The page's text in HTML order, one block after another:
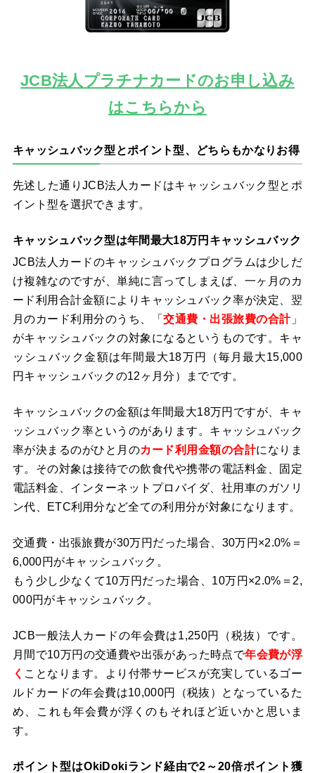
JCB法人プラチナカードのお申し込み
はこちらから
キャッシュバック型とポイント型、どちらもかなりお得
先述した通りJCB法人カードはキャッシュバック型とポ
イント型を選択できます。
キャッシュバック型は年間最大18万円キャッシュバック
JCB法人カードのキャッシュバックプログラムは少しだ
け複雑なのですが、単純に言ってしまえば、一ヶ月のカ
ード利用合計金額によりキャッシュバック率が決定、翌
月のカード利用分のうち、「交通費・出張旅費の合計」
がキャッシュバックの対象になるというものです。キャ
ッシュバック金額は年間最大18万円（毎月最大15,000
円キャッシュバックの12ヶ月分）までです。
キャッシュバックの金額は年間最大18万円ですが、キャ
ッシュバック率というのがあります。キャッシュバック
率が決まるのがひと月のカード利用金額の合計になりま
す。その対象は接待での飲食代や携帯の電話料金、固定
電話料金、インターネットプロバイダ、社用車のガソリ
ン代、ETC利用分など全ての利用分が対象になります。
交通費・出張旅費が30万円だった場合、30万円×2.0%＝
6,000円がキャッシュバック。
もう少し少なくて10万円だった場合、10万円×2.0%＝2,
000円がキャッシュバック。
JCB一般法人カードの年会費は1,250円（税抜）です。
月間で10万円の交通費や出張があった時点で年会費が浮
く ことなります。より付帯サービスが充実しているゴー
ルドカードの年会費は10,000円（税抜）となっているた
め、これも年会費が浮くのもそれほど近いかと思いま
す。
ポイント型はOkiDokiランド経由で2～20倍ポイント獲